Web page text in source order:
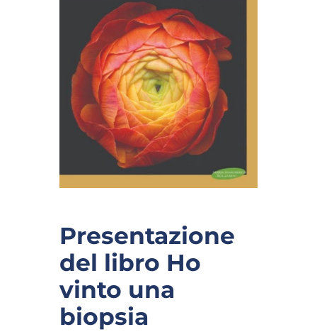
Presentazione
del libro Ho
vinto una
biopsia